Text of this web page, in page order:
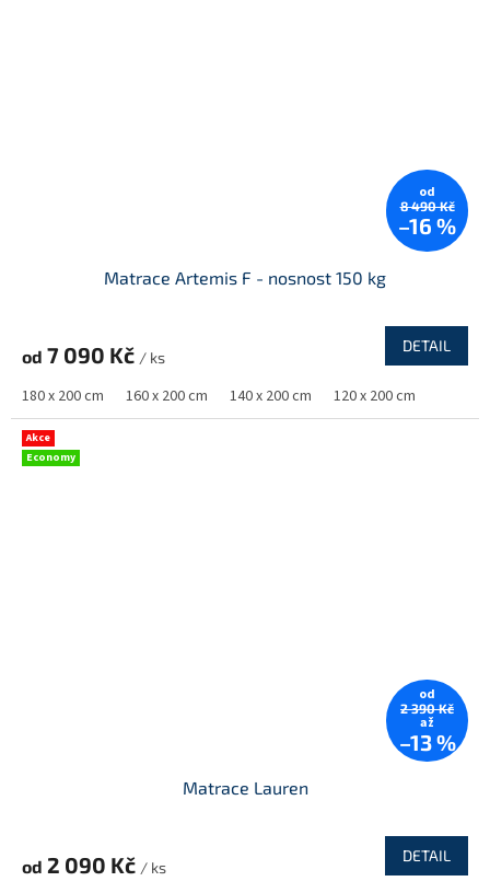
od
8 490 Kč
–16 %
Matrace Artemis F - nosnost 150 kg
od 7 090 Kč / ks
DETAIL
180 x 200 cm 160 x 200 cm 140 x 200 cm 120 x 200 cm
Akce
Economy
od
2 390 Kč
až
–13 %
Matrace Lauren
od 2 090 Kč / ks
DETAIL